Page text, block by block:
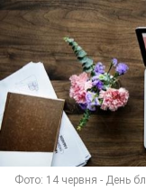
Фото: 14 червня - День